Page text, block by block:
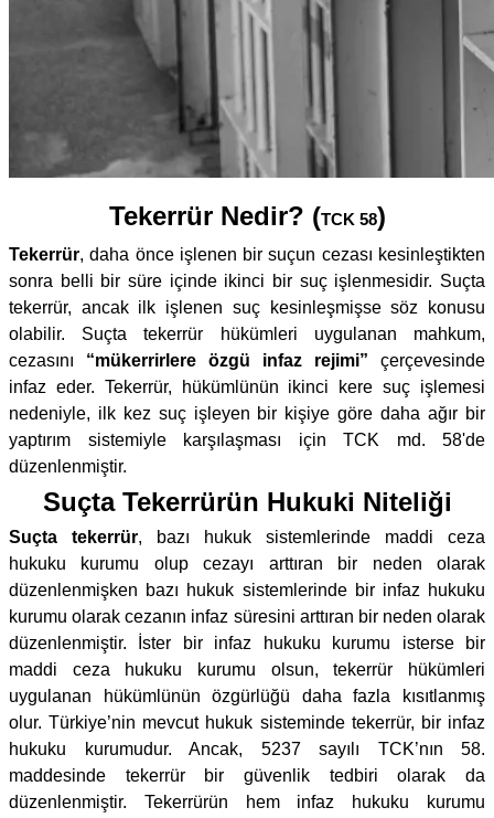
Tekerrür Nedir? (TCK 58)
Tekerrür, daha önce işlenen bir suçun cezası kesinleştikten
sonra belli bir süre içinde ikinci bir suç işlenmesidir. Suçta
tekerrür, ancak ilk işlenen suç kesinleşmişse söz konusu
olabilir. Suçta tekerrür hükümleri uygulanan mahkum,
cezasını “mükerrirlere özgü infaz rejimi” çerçevesinde
infaz eder. Tekerrür, hükümlünün ikinci kere suç işlemesi
nedeniyle, ilk kez suç işleyen bir kişiye göre daha ağır bir
yaptırım sistemiyle karşılaşması için TCK md. 58'de
düzenlenmiştir.
Suçta Tekerrürün Hukuki Niteliği
Suçta tekerrür, bazı hukuk sistemlerinde maddi ceza
hukuku kurumu olup cezayı arttıran bir neden olarak
düzenlenmişken bazı hukuk sistemlerinde bir infaz hukuku
kurumu olarak cezanın infaz süresini arttıran bir neden olarak
düzenlenmiştir. İster bir infaz hukuku kurumu isterse bir
maddi ceza hukuku kurumu olsun, tekerrür hükümleri
uygulanan hükümlünün özgürlüğü daha fazla kısıtlanmış
olur. Türkiye’nin mevcut hukuk sisteminde tekerrür, bir infaz
hukuku kurumudur. Ancak, 5237 sayılı TCK’nın 58.
maddesinde tekerrür bir güvenlik tedbiri olarak da
düzenlenmiştir. Tekerrürün hem infaz hukuku kurumu